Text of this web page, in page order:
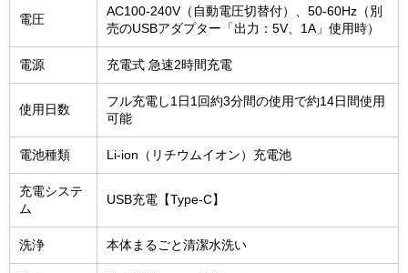
電圧
AC100-240V（自動電圧切替付）、50-60Hz（別
売のUSBアダプター「出力：5V、1A」使用時）
電源 充電式 急速2時間充電
使用日数
フル充電し1日1回約3分間の使用で約14日間使用
可能
電池種類 Li-ion（リチウムイオン）充電池
充電システ
ム
USB充電【Type-C】
洗浄 本体まるごと清潔水洗い